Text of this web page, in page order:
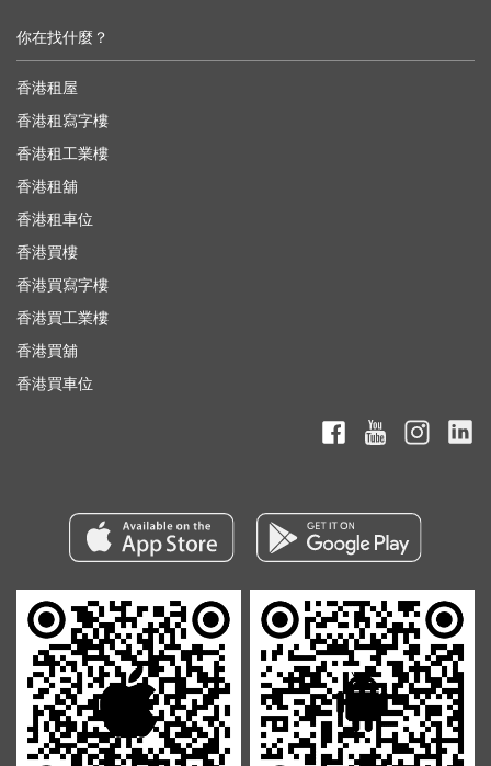
你在找什麼？
香港租屋
香港租寫字樓
香港租工業樓
香港租舖
香港租車位
香港買樓
香港買寫字樓
香港買工業樓
香港買舖
香港買車位